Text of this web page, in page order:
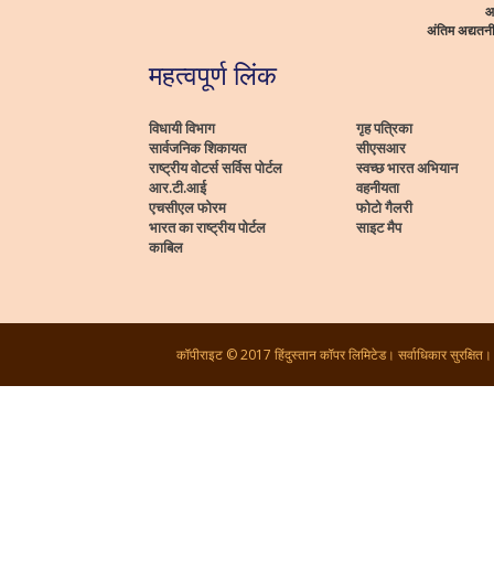
अंतिम
महत्वपूर्ण लिंक
विधायी विभाग
सार्वजनिक शिकायत
राष्ट्रीय वोटर्स सर्विस पोर्टल
आर.टी.आई
एचसीएल फोरम
भारत का राष्ट्रीय पोर्टल
काबिल
गृह पत्रिका
सीएसआर
स्वच्छ भारत अभियान
वहनीयता
फोटो गैलरी
साइट मैप
कॉपीराइट © 2017 हिंदुस्तान कॉपर लिमिटेड। सर्वाधिकार सुरक्षित।